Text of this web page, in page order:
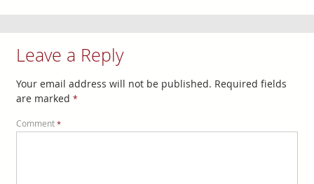
Leave a Reply
Your email address will not be published. Required fields
are marked *
Comment *